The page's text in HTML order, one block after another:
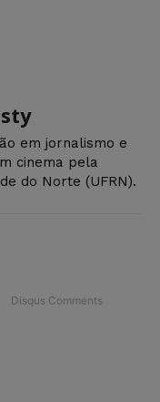
em jornalismo e
cinema pela
do Norte (UFRN).
Disqus Comments